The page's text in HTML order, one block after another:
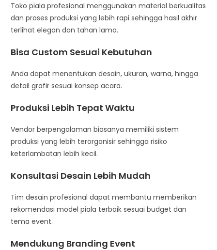
Toko piala profesional menggunakan material berkualitas
dan proses produksi yang lebih rapi sehingga hasil akhir
terlihat elegan dan tahan lama.
Bisa Custom Sesuai Kebutuhan
Anda dapat menentukan desain, ukuran, warna, hingga
detail grafir sesuai konsep acara.
Produksi Lebih Tepat Waktu
Vendor berpengalaman biasanya memiliki sistem
produksi yang lebih terorganisir sehingga risiko
keterlambatan lebih kecil.
Konsultasi Desain Lebih Mudah
Tim desain profesional dapat membantu memberikan
rekomendasi model piala terbaik sesuai budget dan
tema event.
Mendukung Branding Event